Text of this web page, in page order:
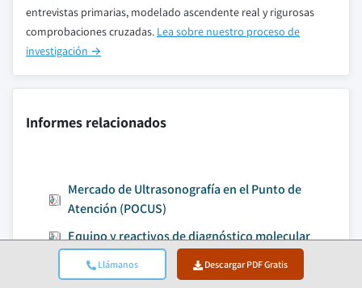
Llámanos Descargar PDF Gratis
entrevistas primarias, modelado ascendente real y rigurosas
comprobaciones cruzadas. Lea sobre nuestro proceso de
investigación →
Informes relacionados
Mercado de Ultrasonografía en el Punto de
Atención (POCUS)
Equipo y reactivos de diagnóstico molecular
Mercado de Dispositivos Wearables Clínicos